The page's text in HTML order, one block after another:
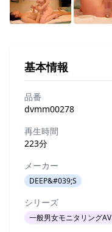
基本情報
品番
dvmm00278
再生時間
223分
メーカー
DEEP&#039;S
シリーズ
一般男女モニタリングAV